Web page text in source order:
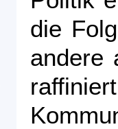
die
andere